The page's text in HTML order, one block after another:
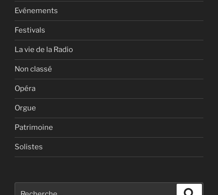
Evénements
Festivals
La vie de la Radio
Non classé
Opéra
Orgue
Patrimoine
Solistes